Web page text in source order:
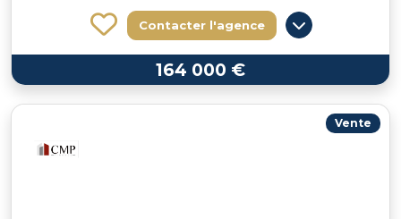
Contacter l'agence
164 000 €
Vente